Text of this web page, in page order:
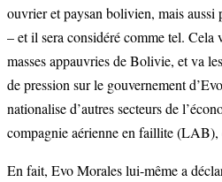
ouvrier et paysan bolivien, mais aussi
– et il sera considéré comme tel. Cela
masses appauvries de Bolivie, et va
de pression sur le gouvernement
nationalise d’autres secteurs de
compagnie aérienne en faillite (LAB),
En fait, Evo Morales lui-même a